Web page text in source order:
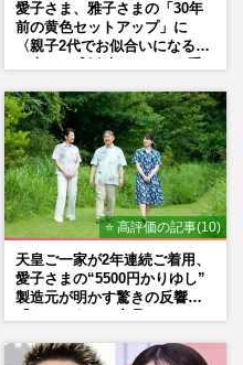
愛子さま、雅子さまの「30年
前の黄色セットアップ」に
〈親子2代でお似合いになる〉
⭐ 高評価の記事(10)
天皇ご一家が2年連続ご着用、
愛子さまの“5500円かりゆし”
製造元が明かす驚きの反響